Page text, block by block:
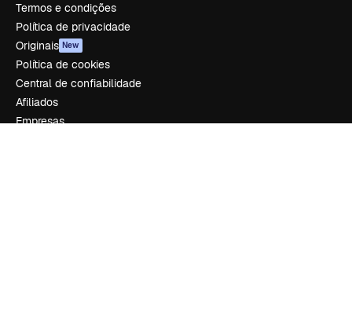
Termos e condições
Política de privacidade
Originais New
Política de cookies
Central de confiabilidade
Afiliados
Empresas